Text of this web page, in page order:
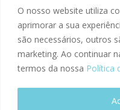
O nosso website utiliza
aprimorar a sua
são necessários, outros
marketing. Ao continuar
termos da nossa Política
Site Seguro